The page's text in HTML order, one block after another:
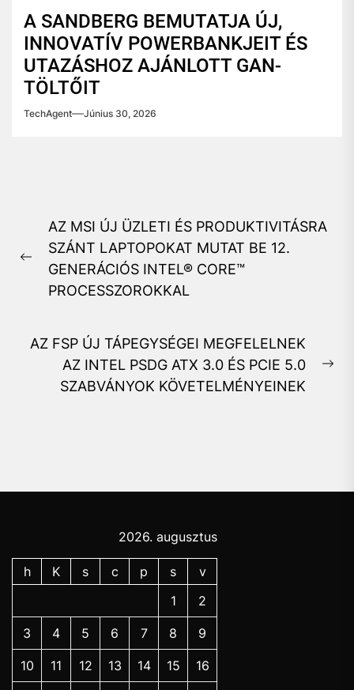
A SANDBERG BEMUTATJA ÚJ,
INNOVATÍV POWERBANKJEIT ÉS
UTAZÁSHOZ AJÁNLOTT GAN-
TÖLTŐIT
TechAgent Június 30, 2026
Bejegyzés
navigáció
Previous
post:
AZ MSI ÚJ ÜZLETI ÉS PRODUKTIVITÁSRA
SZÁNT LAPTOPOKAT MUTAT BE 12.
GENERÁCIÓS INTEL® CORE™
PROCESSZOROKKAL
AZ FSP ÚJ TÁPEGYSÉGEI MEGFELELNEK
AZ INTEL PSDG ATX 3.0 ÉS PCIE 5.0
SZABVÁNYOK KÖVETELMÉNYEINEK
2026. augusztus
h K s c p s
v
1
2
3 4 5 6 7 8 9
10 11 12 13 14 15 16